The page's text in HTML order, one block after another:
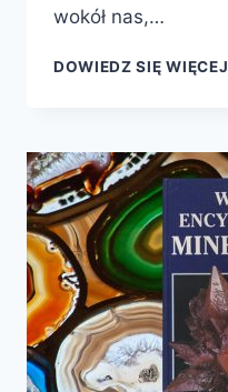
wokół nas,…
DOWIEDZ SIĘ WIĘCEJ